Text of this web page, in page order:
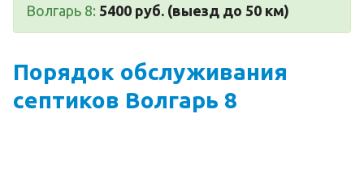
Волгарь 8: 5400 руб. (выезд до 50 км)
Порядок обслуживания
септиков Волгарь 8